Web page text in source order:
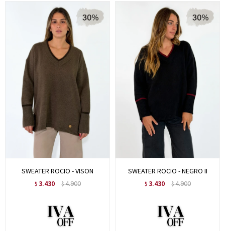
SWEATER ROCIO - VISON
$ 3.430 $4.900
SWEATER ROCIO - NEGRO II
$ 3.430 $4.900